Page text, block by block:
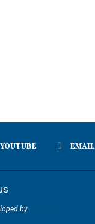
YOUTUBE EMAIL
by